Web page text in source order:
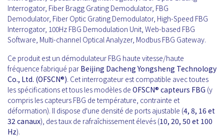
Interrogator, Fiber Bragg Grating Demodulator, FBG
Demodulator, Fiber Optic Grating Demodulator, High-Speed FBG
Interrogator, 100Hz FBG Demodulation Unit, Web-based FBG
Software, Multi-channel Optical Analyzer, Modbus FBG Gateway.
Ce produit est un démodulateur FBG haute vitesse/haute
fréquence fabriqué par Beijing Dacheng Yongsheng Technology
Co., Ltd. (OFSCN®). Cet interrogateur est compatible avec toutes
les spécifications et tous les modèles de OFSCN® capteurs FBG (y
compris les capteurs FBG de température, contrainte et
déformation). Il dispose d'une densité de ports ajustable (4, 8, 16 et
32 canaux), des taux de rafraîchissement élevés (10, 20, 50 et 100
Hz).